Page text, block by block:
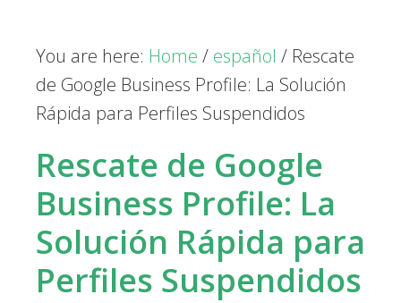
You are here: Home / español / Rescate
de Google Business Profile: La Solución
Rápida para Perfiles Suspendidos
Rescate de Google
Business Profile: La
Solución Rápida para
Perfiles Suspendidos